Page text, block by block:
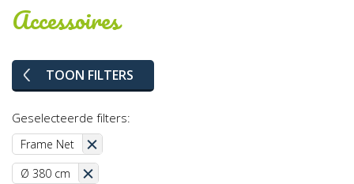
Accessoires
TOON FILTERS
Geselecteerde filters:
Frame Net
Ø 380 cm